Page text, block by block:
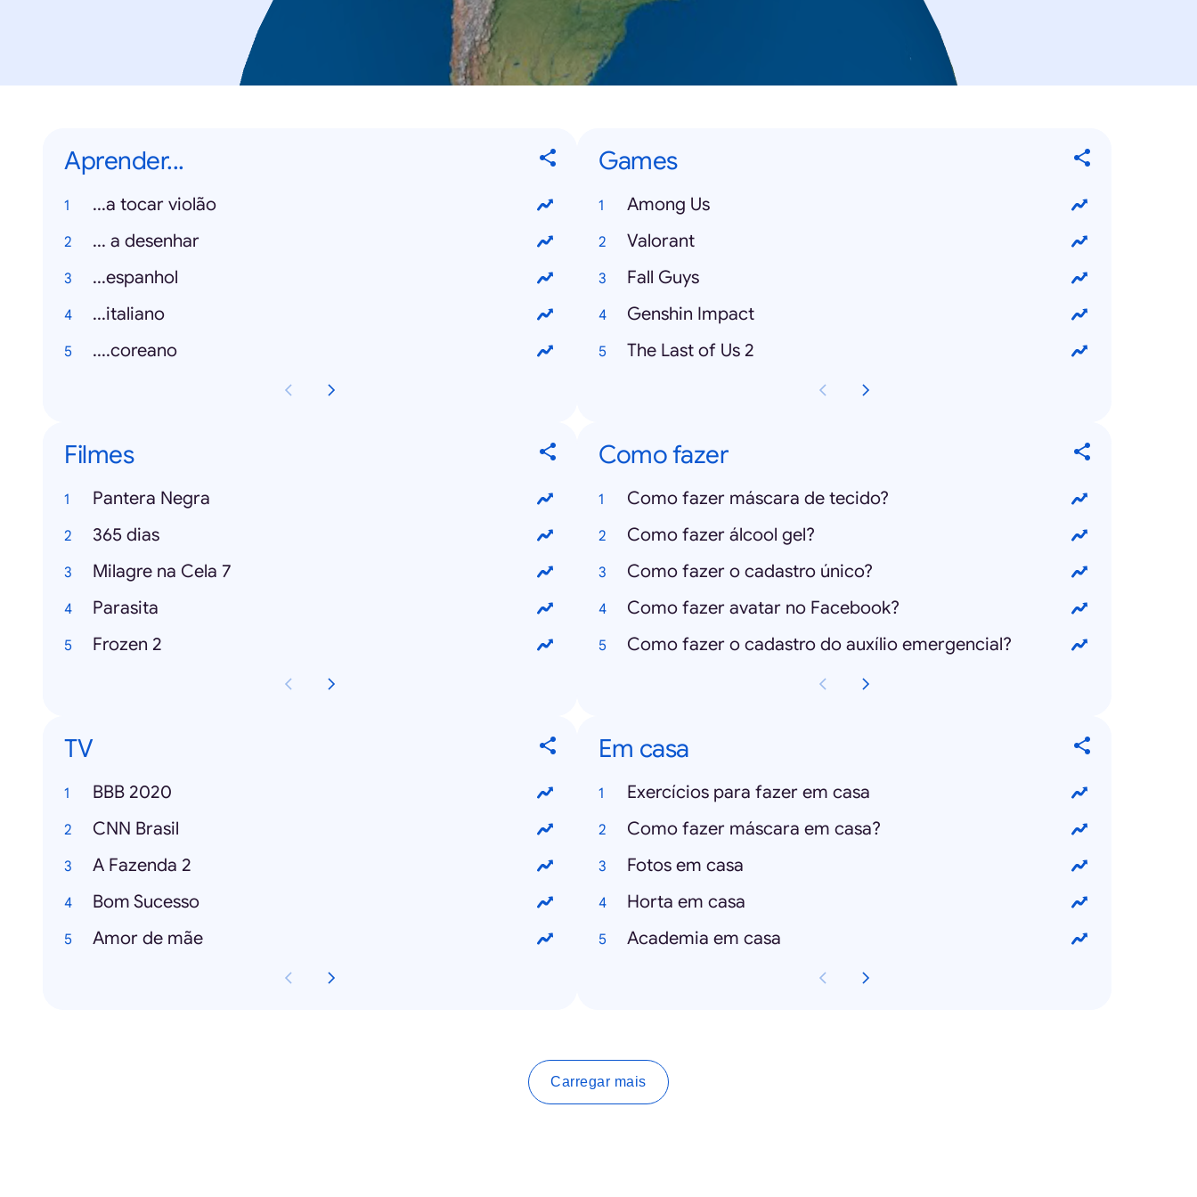
Aprender...
...a tocar violão
... a desenhar
...espanhol
...italiano
....coreano
Games
Among Us
Valorant
Fall Guys
Genshin Impact
The Last of Us 2
Filmes
Pantera Negra
365 dias
Milagre na Cela 7
Parasita
Frozen 2
Como fazer
Como fazer máscara de tecido?
Como fazer álcool gel?
Como fazer o cadastro único?
Como fazer avatar no Facebook?
Como fazer o cadastro do auxílio emergencial?
TV
BBB 2020
CNN Brasil
A Fazenda 2
Bom Sucesso
Amor de mãe
Em casa
Exercícios para fazer em casa
Como fazer máscara em casa?
Fotos em casa
Horta em casa
Academia em casa
Carregar mais